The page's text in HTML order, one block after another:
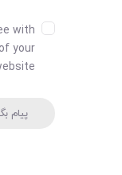
with
your